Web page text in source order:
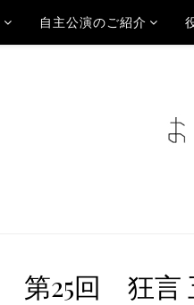
自主公演のご紹介
第25回 狂言